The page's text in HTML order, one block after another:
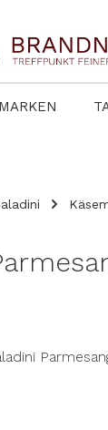
MARKEN